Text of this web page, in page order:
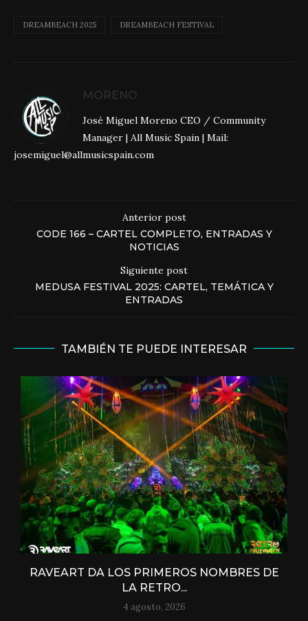
DREAMBEACH 2025 DREAMBEACH FESTIVAL
MORENO
José Miguel Moreno CEO / Community
Manager | All Music Spain | Mail:
josemiguel@allmusicspain.com
Anterior post
CODE 166 – CARTEL COMPLETO, ENTRADAS Y
NOTICIAS
Siguiente post
MEDUSA FESTIVAL 2025: CARTEL, TEMÁTICA Y
ENTRADAS
TAMBIÉN TE PUEDE INTERESAR
RAVEART DA LOS PRIMEROS NOMBRES DE
LA RETRO...
4 agosto, 2026